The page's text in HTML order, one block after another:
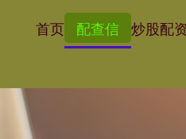
首页 配查信 炒股配